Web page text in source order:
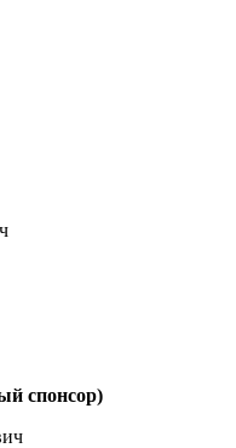
спонсор)